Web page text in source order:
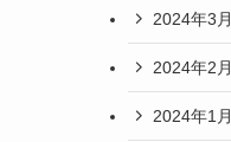
2024年3月
2024年2月
2024年1月